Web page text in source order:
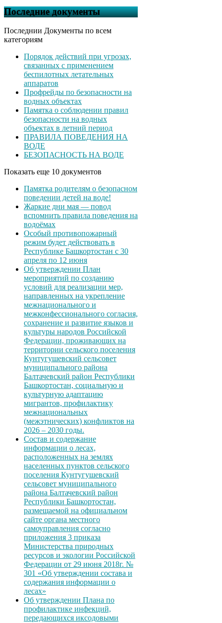
Последние документы
Последнии Документы по всем
категориям
Порядок действий при угрозах,
связанных с применением
беспилотных летательных
аппаратов
Профрейды по безопасности на
водных объектах
Памятка о соблюдении правил
безопасности на водных
объектах в летний период
ПРАВИЛА ПОВЕДЕНИЯ НА
ВОДЕ
БЕЗОПАСНОСТЬ НА ВОДЕ
Показать еще 10 документов
Памятка родителям о безопасном
поведении детей на воде!
Жаркие дни мая — повод
вспомнить правила поведения на
водоёмах
Особый противопожарный
режим будет действовать в
Республике Башкортостан с 30
апреля по 12 июня
Об утверждении План
мероприятий по созданию
условий для реализации мер,
направленных на укрепление
межнационального и
межконфессионального согласия,
сохранение и развитие языков и
культуры народов Российской
Федерации, проживающих на
территории сельского поселения
Кунтугушевский сельсовет
муниципального района
Балтачевский район Республики
Башкортостан, социальную и
культурную адаптацию
мигрантов, профилактику
межнациональных
(межэтнических) конфликтов на
2026 – 2030 годы.
Состав и содержание
информации о лесах,
расположенных на землях
населенных пунктов сельского
поселения Кунтугушевский
сельсовет муниципального
района Балтачевский район
Республики Башкортостан,
размещаемой на официальном
сайте органа местного
самоуправления согласно
приложения 3 приказа
Министерства природных
ресурсов и экологии Российской
Федерации от 29 июня 2018г. №
301 «Об утверждении состава и
содержания информации о
лесах»
Об утверждении Плана по
профилактике инфекций,
передающихся иксодовыми